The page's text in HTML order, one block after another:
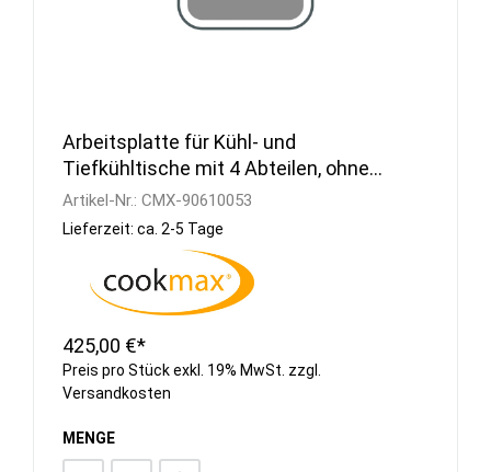
Arbeitsplatte für Kühl- und
Tiefkühltische mit 4 Abteilen, ohne
Aufkantung
Artikel-Nr.: CMX-90610053
Lieferzeit: ca. 2-5 Tage
425,00 €*
Preis pro Stück exkl. 19% MwSt. zzgl.
Versandkosten
MENGE